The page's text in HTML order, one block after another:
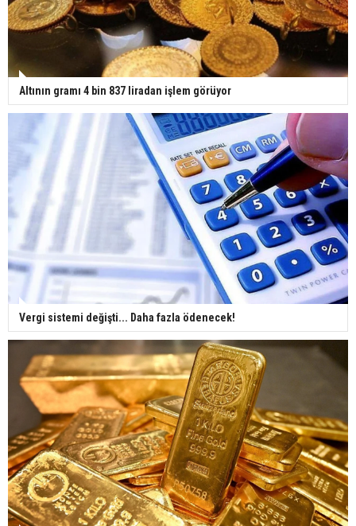
Altının gramı 4 bin 837 liradan işlem görüyor
Vergi sistemi değişti... Daha fazla ödenecek!